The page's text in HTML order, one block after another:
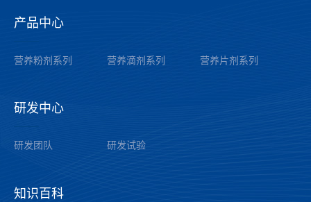
产品中心
营养粉剂系列
营养滴剂系列 营养片剂系列
研发中心
研发团队
研发试验
知识百科